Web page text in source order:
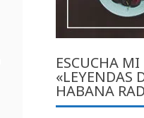
ESCUCHA
«LEYENDAS
HABANA